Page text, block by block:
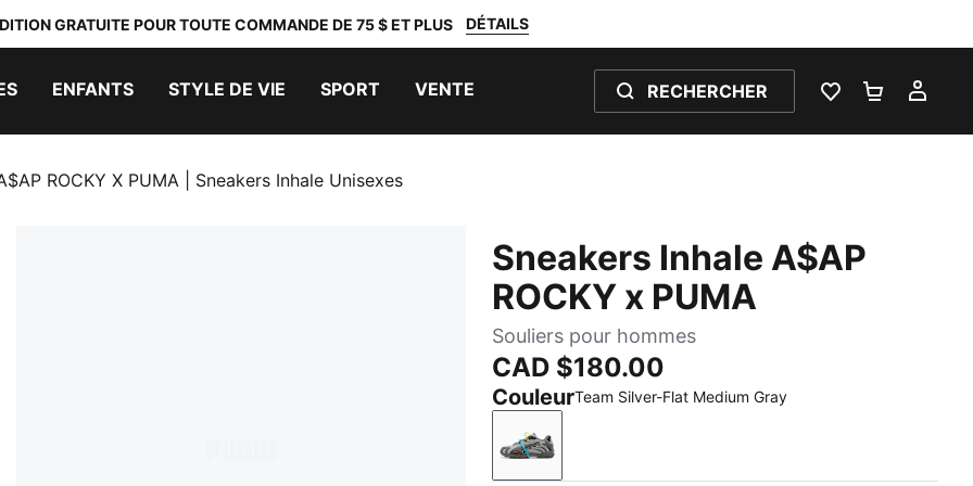
GRATUITE POUR TOUTE COMMANDE DE 75 $ ET PLUS DÉTAILS
ENFANTS STYLE DE VIE SPORT VENTE RECHERCHER
LISTE DEPANIER 0
ROCKY X PUMA | Sneakers Inhale Unisexes
Sneakers Inhale A$AP
ROCKY x PUMA
Souliers pour hommes
CAD $180.00
CouleurTeam Silver-Flat Medium Gray
Team Silver-Flat Medium Gray